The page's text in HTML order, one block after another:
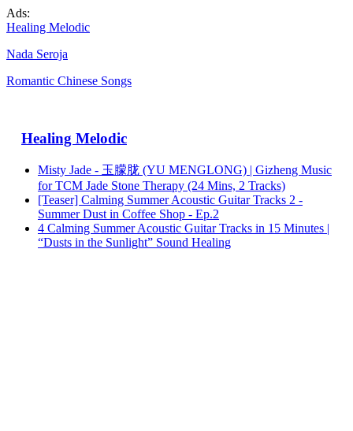
Ads:
Healing Melodic
Nada Seroja
Romantic Chinese Songs
Healing Melodic
Misty Jade - 玉朦胧 (YU MENGLONG) | Gizheng Music
for TCM Jade Stone Therapy (24 Mins, 2 Tracks)
[Teaser] Calming Summer Acoustic Guitar Tracks 2 -
Summer Dust in Coffee Shop - Ep.2
4 Calming Summer Acoustic Guitar Tracks in 15 Minutes |
“Dusts in the Sunlight” Sound Healing